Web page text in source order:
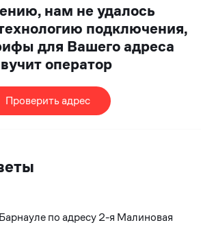
нам не удалось
подключения,
для Вашего адреса
оператор
Проверить адрес
по адресу 2-я Малиновая